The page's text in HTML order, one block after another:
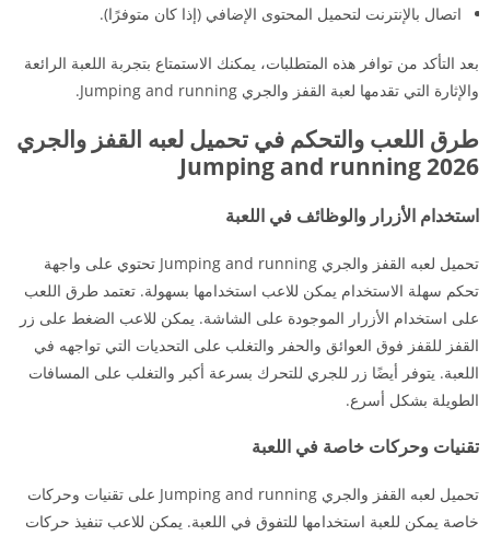
اتصال بالإنترنت لتحميل المحتوى الإضافي (إذا كان متوفرًا).
بعد التأكد من توافر هذه المتطلبات، يمكنك الاستمتاع بتجربة اللعبة الرائعة
والإثارة التي تقدمها لعبة القفز والجري Jumping and running.
طرق اللعب والتحكم في تحميل لعبه القفز والجري
2026 Jumping and running
استخدام الأزرار والوظائف في اللعبة
تحميل لعبه القفز والجري Jumping and running تحتوي على واجهة
تحكم سهلة الاستخدام يمكن للاعب استخدامها بسهولة. تعتمد طرق اللعب
على استخدام الأزرار الموجودة على الشاشة. يمكن للاعب الضغط على زر
القفز للقفز فوق العوائق والحفر والتغلب على التحديات التي تواجهه في
اللعبة. يتوفر أيضًا زر للجري للتحرك بسرعة أكبر والتغلب على المسافات
الطويلة بشكل أسرع.
تقنيات وحركات خاصة في اللعبة
تحميل لعبه القفز والجري Jumping and running على تقنيات وحركات
خاصة يمكن للعبة استخدامها للتفوق في اللعبة. يمكن للاعب تنفيذ حركات